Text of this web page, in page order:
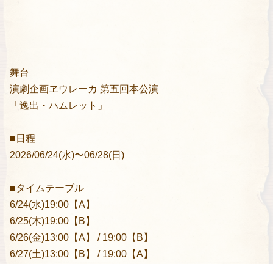
舞台
演劇企画ヱウレーカ 第五回本公演
「逸出・ハムレット」
■日程
2026/06/24(水)〜06/28(日)
■タイムテーブル
6/24(水)19:00【A】
6/25(木)19:00【B】
6/26(金)13:00【A】 / 19:00【B】
6/27(土)13:00【B】 / 19:00【A】